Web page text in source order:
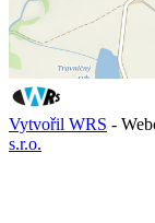
Vytvořil WRS -
s.r.o.